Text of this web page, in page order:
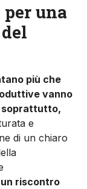
una
più che
vanno
soprattutto,
e
di un chiaro
riscontro